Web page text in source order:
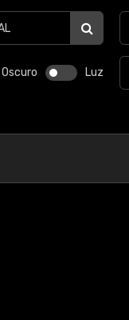
Oscuro Luz